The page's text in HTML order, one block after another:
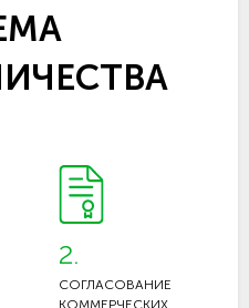
2.
СОГЛАСОВАНИЕ
КОММЕРЧЕСКИХ